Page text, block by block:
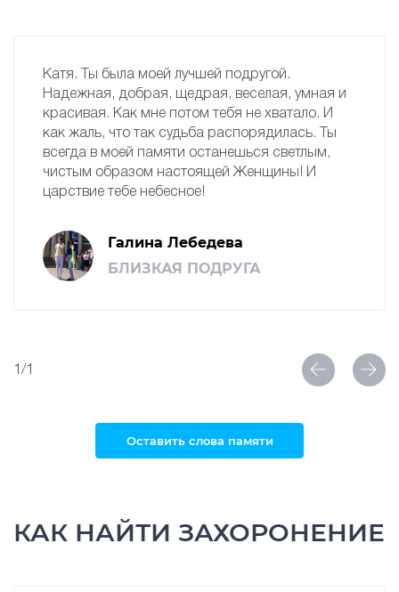
Катя. Ты была моей лучшей подругой.
Надежная, добрая, щедрая, веселая, умная и
красивая. Как мне потом тебя не хватало. И
как жаль, что так судьба распорядилась. Ты
всегда в моей памяти останешься светлым,
чистым образом настоящей Женщины! И
царствие тебе небесное!
Галина Лебедева
БЛИЗКАЯ ПОДРУГА
1/1
Оставить слова памяти
КАК НАЙТИ ЗАХОРОНЕНИЕ